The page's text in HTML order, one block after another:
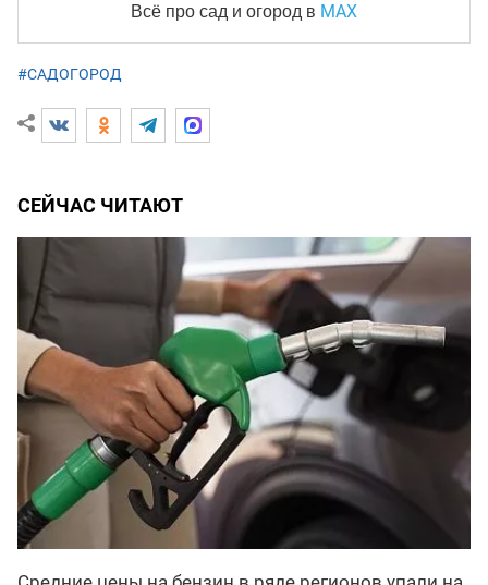
Всё про сад и огород в MAX
#САДОГОРОД
СЕЙЧАС ЧИТАЮТ